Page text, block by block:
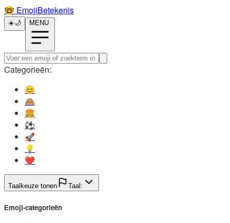
🤓️ EmojiBetekenis
☀️🌙 MENU
Categorieën:
😊️
🙈️
🍔️
⚽️
🚀️
💡️
❤️
Taalkeuze tonen Taal:
Emoji-categorieën